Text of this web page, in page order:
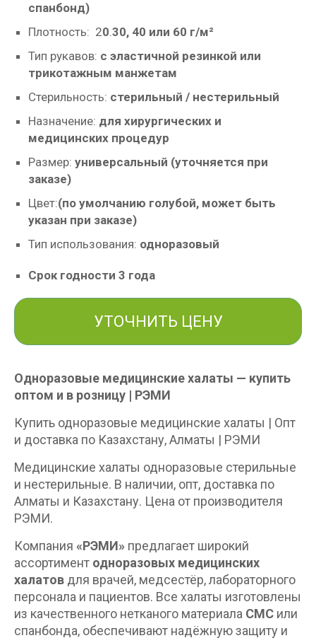
спанбонд)
Плотность: 20.30, 40 или 60 г/м²
Тип рукавов: с эластичной резинкой или
трикотажным манжетам
Стерильность: стерильный / нестерильный
Назначение: для хирургических и
медицинских процедур
Размер: универсальный (уточняется при
заказе)
Цвет:(по умолчанию голубой, может быть
указан при заказе)
Тип использования: одноразовый
Срок годности 3 года
УТОЧНИТЬ ЦЕНУ
Одноразовые медицинские халаты — купить
оптом и в розницу | РЭМИ
Купить одноразовые медицинские халаты | Опт
и доставка по Казахстану, Алматы | РЭМИ
Медицинские халаты одноразовые стерильные
и нестерильные. В наличии, опт, доставка по
Алматы и Казахстану. Цена от производителя
РЭМИ.
Компания «РЭМИ» предлагает широкий
ассортимент одноразовых медицинских
халатов для врачей, медсестёр, лабораторного
персонала и пациентов. Все халаты изготовлены
из качественного нетканого материала СМС или
спанбонда, обеспечивают надёжную защиту и